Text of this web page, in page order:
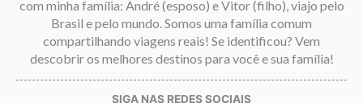
com minha família: André (esposo) e Vitor (filho), viajo pelo
Brasil e pelo mundo. Somos uma família comum
compartilhando viagens reais! Se identificou? Vem
descobrir os melhores destinos para você e sua família!